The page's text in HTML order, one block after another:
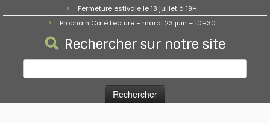
Fermeture estivale le 18 juillet à 19H
Prochain Café Lecture – mardi 23 juin – 10H30
Rechercher sur notre site